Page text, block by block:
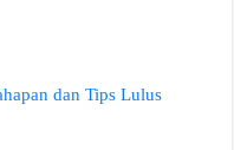
dan Tips Lulus